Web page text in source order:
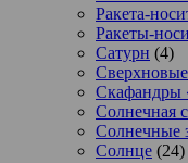
Ракета-
Ракеты-
Сатурн (4)
Сверхновые
Скафандры
Солнечная
Солнечные
Солнце (24)